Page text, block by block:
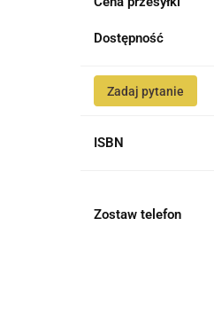
Dostępność
Zadaj pytanie
ISBN
Zostaw telefon